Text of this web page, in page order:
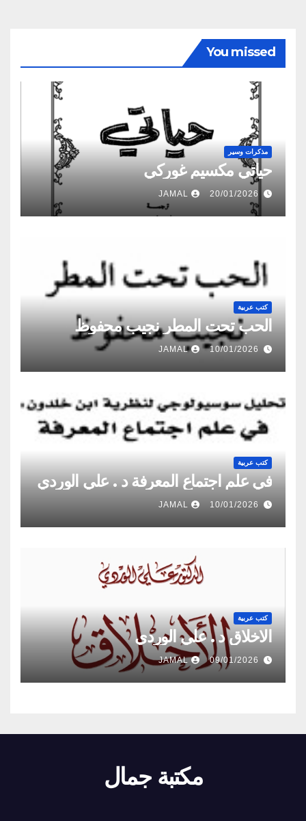
You missed
مذكرات وسير
حياتي مكسيم غوركي
20/01/2026
JAMAL
كتب عربية
الحب تحت المطر نجيب محفوظ
10/01/2026
JAMAL
كتب عربية
في علم اجتماع المعرفة د . علي الوردي
10/01/2026
JAMAL
كتب عربية
الاخلاق د . علي الوردي
09/01/2026
JAMAL
مكتبة جمال